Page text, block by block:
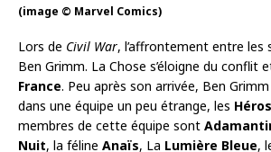
(image © Marvel Comics)
Lors de Civil War, l’affrontement entre les
Ben Grimm. La Chose s’éloigne du conflit
France. Peu après son arrivée, Ben
dans une équipe un peu étrange, les
membres de cette équipe sont
Nuit, la féline Anaïs, La Lumière Bleue,